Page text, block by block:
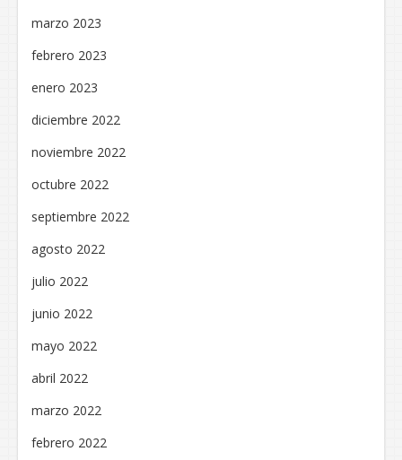
marzo 2023
febrero 2023
enero 2023
diciembre 2022
noviembre 2022
octubre 2022
septiembre 2022
agosto 2022
julio 2022
junio 2022
mayo 2022
abril 2022
marzo 2022
febrero 2022